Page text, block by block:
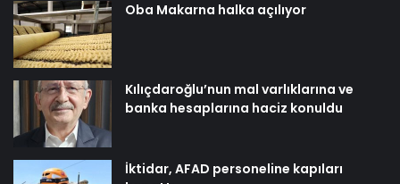
Oba Makarna halka açılıyor
Kılıçdaroğlu’nun mal varlıklarına ve
banka hesaplarına haciz konuldu
İktidar, AFAD personeline kapıları